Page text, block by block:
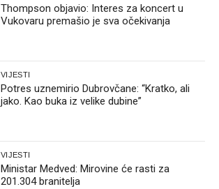
Thompson objavio: Interes za koncert u
Vukovaru premašio je sva očekivanja
VIJESTI
Potres uznemirio Dubrovčane: “Kratko, ali
jako. Kao buka iz velike dubine”
VIJESTI
Ministar Medved: Mirovine će rasti za
201.304 branitelja